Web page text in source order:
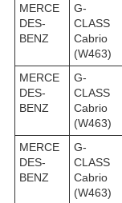
MERCE
DES-
BENZ
G-
CLASS
Cabrio
(W463)
MERCE
DES-
BENZ
G-
CLASS
Cabrio
(W463)
MERCE
DES-
BENZ
G-
CLASS
Cabrio
(W463)